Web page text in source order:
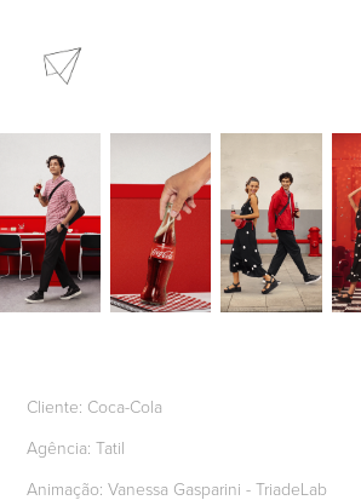
Cliente: Coca-Cola
Agência: Tatil
Animação: Vanessa Gasparini - TriadeLab